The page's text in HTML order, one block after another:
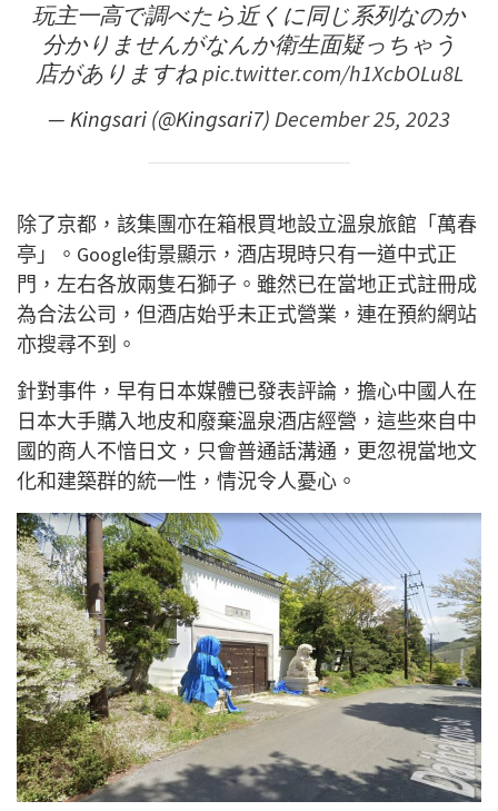
玩主一高で調べたら近くに同じ系列なのか
分かりませんがなんか衛生面疑っちゃう
店がありますねpic.twitter.com/h1XcbOLu8L
— Kingsari (@Kingsari7)December 25, 2023
除了京都，該集團亦在箱根買地設立溫泉旅館「萬春
亭」。Google街景顯示，酒店現時只有一道中式正
門，左右各放兩隻石獅子。雖然已在當地正式註冊成
為合法公司，但酒店始乎未正式營業，連在預約網站
亦搜尋不到。
針對事件，早有日本媒體已發表評論，擔心中國人在
日本大手購入地皮和廢棄溫泉酒店經營，這些來自中
國的商人不愔日文，只會普通話溝通，更忽視當地文
化和建築群的統一性，情況令人憂心。